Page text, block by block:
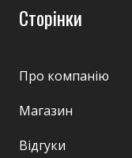
Сторінки
Про компанію
Магазин
Відгуки